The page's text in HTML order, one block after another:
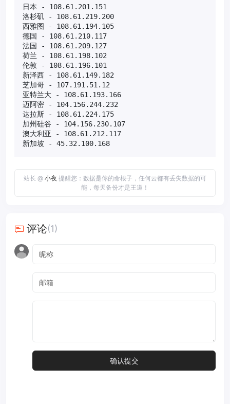
日本 - 108.61.201.151
洛杉矶 - 108.61.219.200
西雅图 - 108.61.194.105
德国 - 108.61.210.117
法国 - 108.61.209.127
荷兰 - 108.61.198.102
伦敦 - 108.61.196.101
新泽西 - 108.61.149.182
芝加哥 - 107.191.51.12
亚特兰大 - 108.61.193.166
迈阿密 - 104.156.244.232
达拉斯 - 108.61.224.175
加州硅谷 - 104.156.230.107
澳大利亚 - 108.61.212.117
新加坡 - 45.32.100.168
站长 @ 小夜 提醒您：数据是你的命根子，任何云都有丢失数据的可
能，每天备份才是王道！
评论(1)